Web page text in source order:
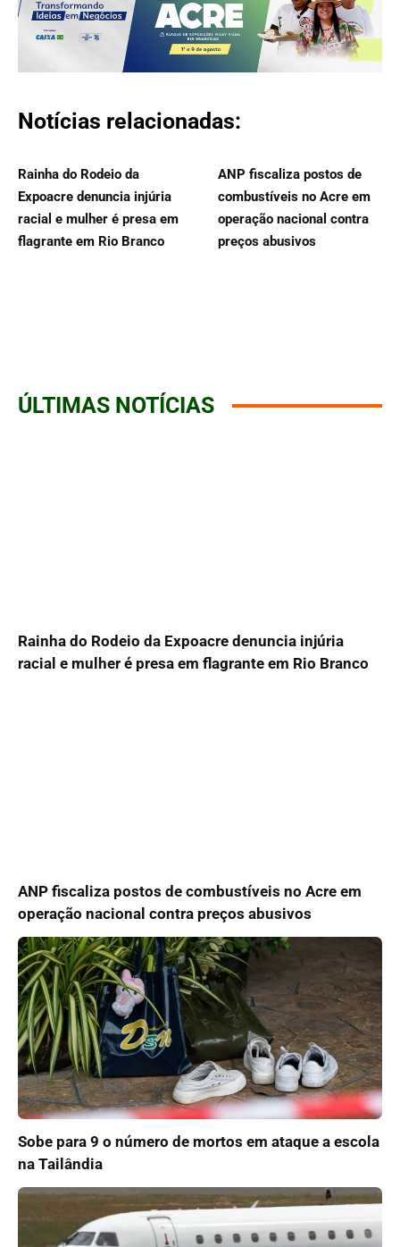
Notícias relacionadas:
Rainha do Rodeio da
Expoacre denuncia injúria
racial e mulher é presa em
flagrante em Rio Branco
ANP fiscaliza postos de
combustíveis no Acre em
operação nacional contra
preços abusivos
ÚLTIMAS NOTÍCIAS
Rainha do Rodeio da Expoacre denuncia injúria
racial e mulher é presa em flagrante em Rio Branco
ANP fiscaliza postos de combustíveis no Acre em
operação nacional contra preços abusivos
Sobe para 9 o número de mortos em ataque a escola
na Tailândia